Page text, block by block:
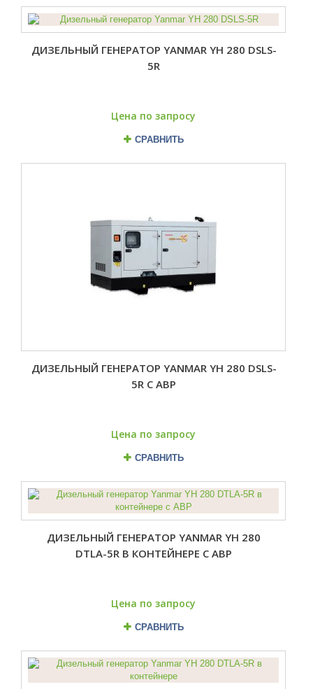
ДИЗЕЛЬНЫЙ ГЕНЕРАТОР YANMAR YH 280 DSLS-
5R
Цена по запросу
СРАВНИТЬ
ДИЗЕЛЬНЫЙ ГЕНЕРАТОР YANMAR YH 280 DSLS-
5R С АВР
Цена по запросу
СРАВНИТЬ
ДИЗЕЛЬНЫЙ ГЕНЕРАТОР YANMAR YH 280
DTLA-5R В КОНТЕЙНЕРЕ С АВР
Цена по запросу
СРАВНИТЬ